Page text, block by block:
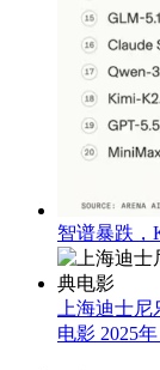
智谱暴跌，
上海迪士
电影 2025